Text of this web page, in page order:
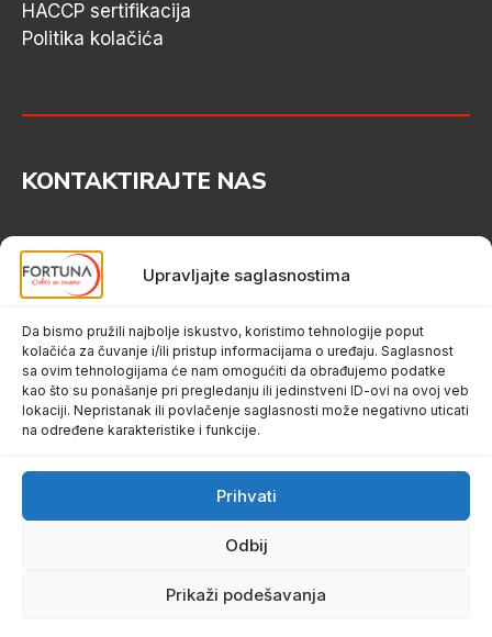
Upravljajte saglasnostima
Da bismo pružili najbolje iskustvo, koristimo tehnologije poput
kolačića za čuvanje i/ili pristup informacijama o uređaju. Saglasnost
sa ovim tehnologijama će nam omogućiti da obrađujemo podatke
kao što su ponašanje pri pregledanju ili jedinstveni ID-ovi na ovoj veb
lokaciji. Nepristanak ili povlačenje saglasnosti može negativno uticati
na određene karakteristike i funkcije.
Prihvati
Odbij
Prikaži podešavanja
HACCP sertifikacija
Politika kolačića
KONTAKTIRAJTE NAS
034 725 444
Kneza Mihaila bb, 34300 Aranđelovac